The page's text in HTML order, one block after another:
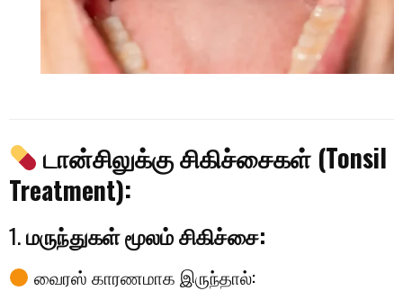
டான்சிலுக்கு சிகிச்சைகள் (Tonsil
Treatment):
1.மருந்துகள் மூலம் சிகிச்சை:
வைரஸ் காரணமாக இருந்தால்: